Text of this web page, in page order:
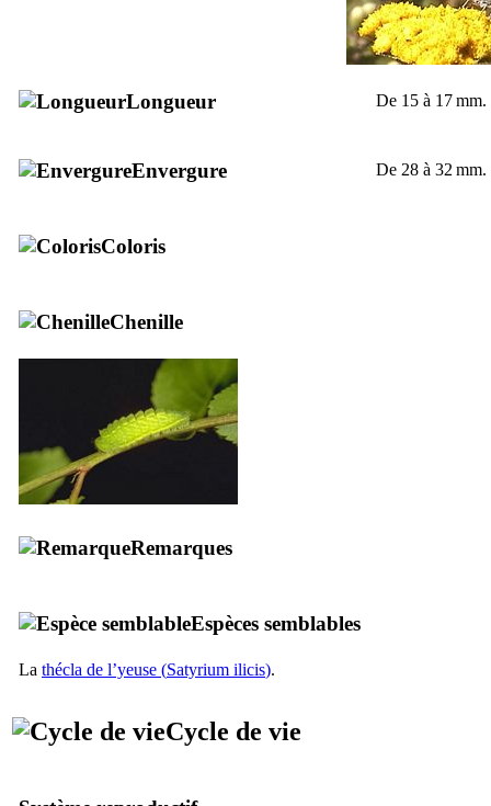
Longueur De 15 à 17 mm.
Envergure De 28 à 32 mm.
Coloris
Chenille
Remarques
Espèces semblables
La thécla de l’yeuse (Satyrium ilicis).
Cycle de vie